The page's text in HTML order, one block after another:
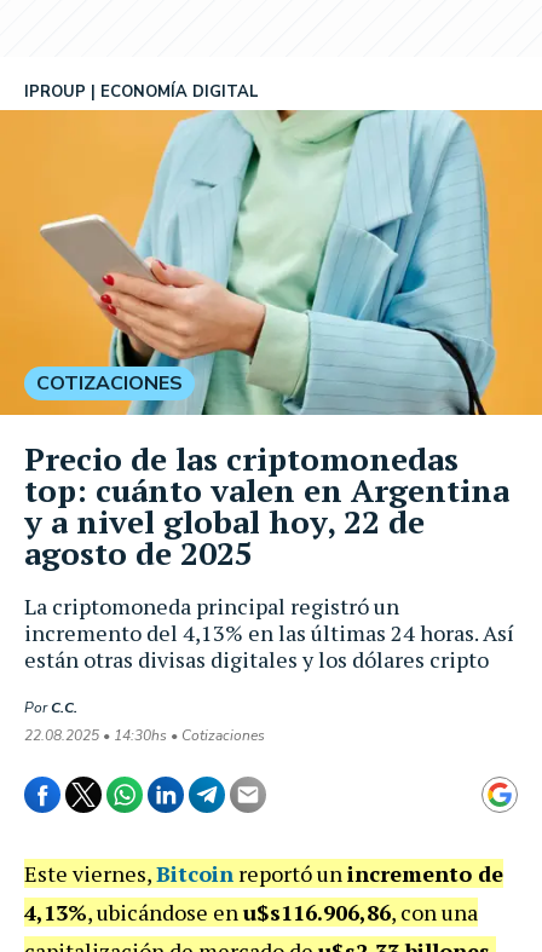
La criptomoneda principal registró un
incremento del 4,13% en las últimas 24 horas. Así
están otras divisas digitales y los dólares cripto
IPROUP ECONOMÍA DIGITAL
PorC.C.
22.08.2025 • 14:30hs • Cotizaciones
COTIZACIONES
Precio de las criptomonedas
top: cuánto valen en Argentina
y a nivel global hoy, 22 de
agosto de 2025
Este viernes,Bitcoin reportó unincremento de
4,13%, ubicándose enu$s116.906,86, con una